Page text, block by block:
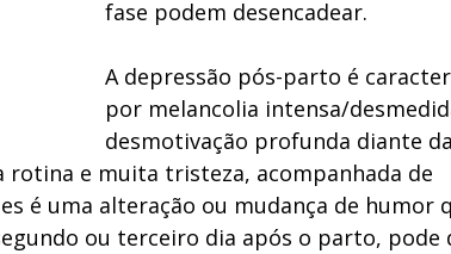
fase podem desencadear.
A depressão pós-parto é
por melancolia intensa/
desmotivação profunda diante
rotina e muita tristeza, acompanhada de
é uma alteração ou mudança de humor
ou terceiro dia após o parto, pode